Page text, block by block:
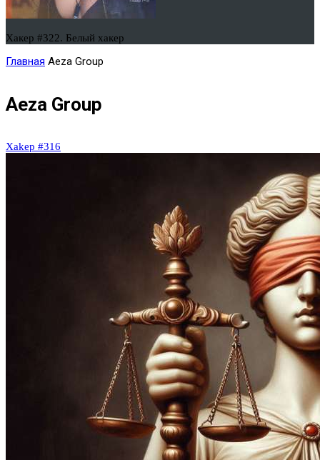
Хакер #322. Белый хакер
Главная Aeza Group
Aeza Group
Xakep #316